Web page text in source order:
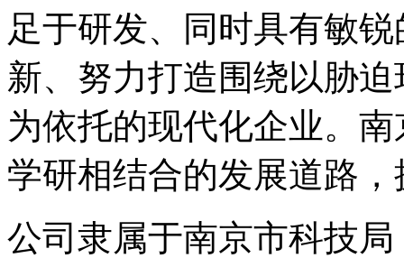
足于研发、同时具有敏
新、努力打造围绕以胁
为依托的现代化企业。
学研相结合的发展道路
公司隶属于南京市科技